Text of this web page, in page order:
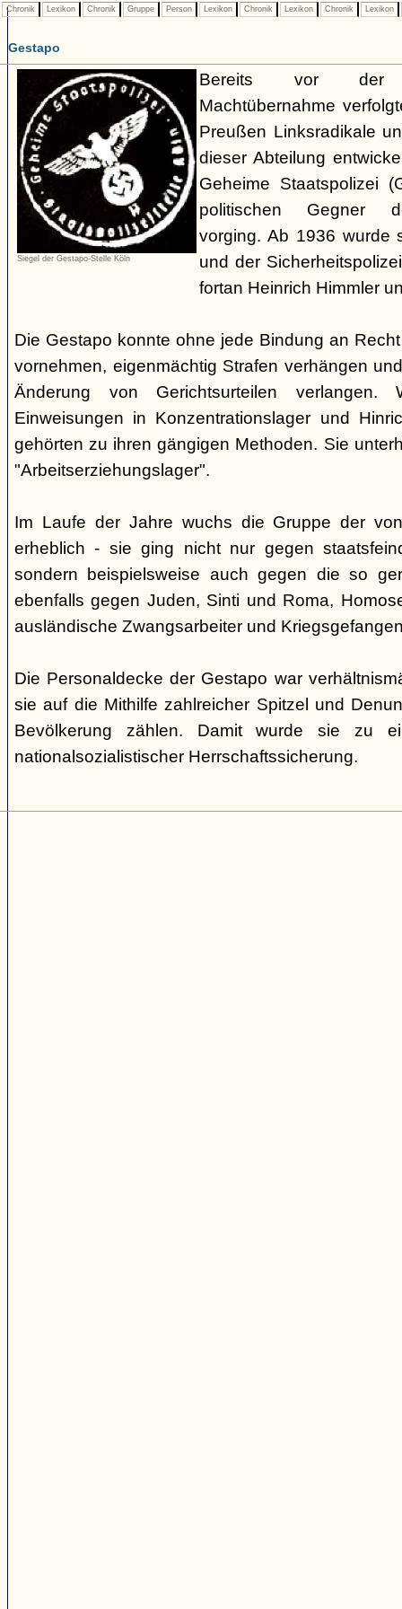
Chronik Lexikon Chronik Gruppe Person Lexikon Chronik Lexikon Chronik Lexikon
Gestapo
Siegel der Gestapo-Stelle Köln
Bereits vor der
Machtübernahme
Preußen Linksradikale
dieser Abteilung
Geheime Staatspolizei
politischen Gegner
vorging. Ab 1936 wurde
und der
fortan Heinrich Himmler
Die Gestapo konnte ohne jede Bindung an
vornehmen, eigenmächtig Strafen verhängen
Änderung von Gerichtsurteilen verlangen.
Einweisungen in Konzentrationslager und
gehörten zu ihren gängigen Methoden. Sie
"Arbeitserziehungslager".
Im Laufe der Jahre wuchs die Gruppe der
erheblich - sie ging nicht nur gegen
sondern beispielsweise auch gegen die so
ebenfalls gegen Juden, Sinti und Roma,
ausländische Zwangsarbeiter und
Die Personaldecke der Gestapo war
sie auf die Mithilfe zahlreicher Spitzel und
Bevölkerung zählen. Damit wurde sie zu
nationalsozialistischer Herrschaftssicherung.